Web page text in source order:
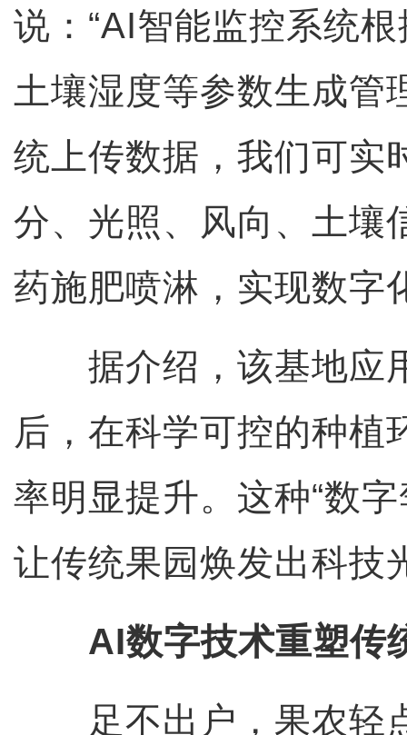
说：“AI智能监控系统
土壤湿度等参数生成管
统上传数据，我们可实
分、光照、风向、土壤
药施肥喷淋，实现数字
据介绍，该基地应
后，在科学可控的种植
率明显提升。这种“数
让传统果园焕发出科技
AI数字技术重塑传
足不出户，果农轻